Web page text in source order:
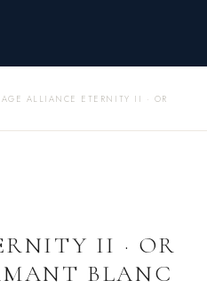
ALLIANCE ETERNITY II · OR
II · OR
BLANC